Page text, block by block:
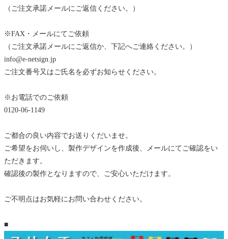
（ご注文承諾メールにご返信ください。）
※FAX・メールにてご依頼
（ご注文承諾メールにご返信か、下記へご連絡ください。）
info@e-netsign.jp
ご注文番号又はご氏名を必ずお知らせください。
※お電話でのご依頼
0120-06-1149
ご都合の良い内容でお送りくだいませ。
ご希望をお伺いし、製作デザインを作成後、メールにてご確認をい
ただきます。
確認後の製作となりますので、ご安心いただけます。
ご不明点はお気軽にお問い合わせください。
■